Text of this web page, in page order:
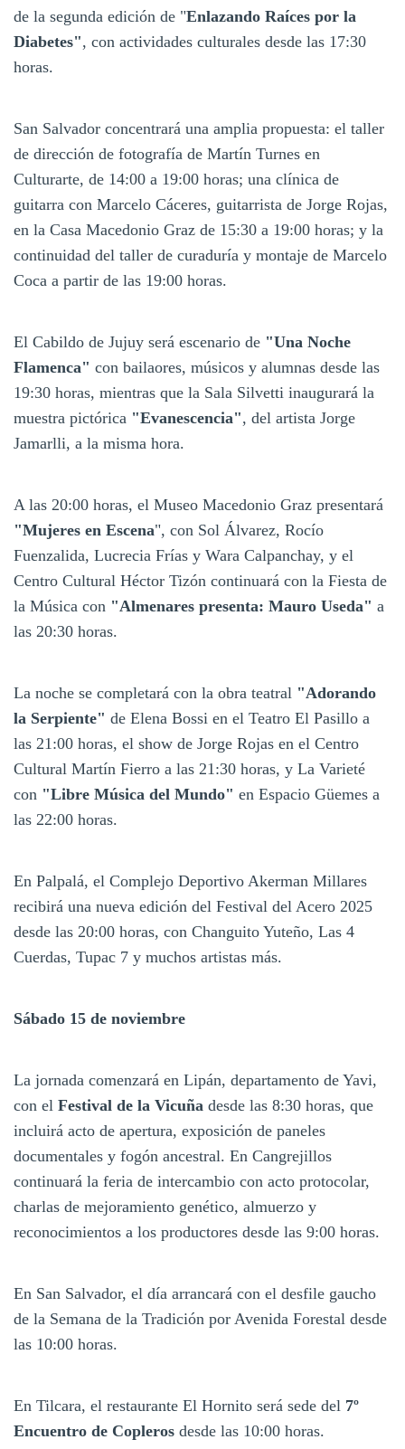
de la segunda edición de "Enlazando Raíces por la
Diabetes", con actividades culturales desde las 17:30
horas.
San Salvador concentrará una amplia propuesta: el taller
de dirección de fotografía de Martín Turnes en
Culturarte, de 14:00 a 19:00 horas; una clínica de
guitarra con Marcelo Cáceres, guitarrista de Jorge Rojas,
en la Casa Macedonio Graz de 15:30 a 19:00 horas; y la
continuidad del taller de curaduría y montaje de Marcelo
Coca a partir de las 19:00 horas.
El Cabildo de Jujuy será escenario de "Una Noche
Flamenca" con bailaores, músicos y alumnas desde las
19:30 horas, mientras que la Sala Silvetti inaugurará la
muestra pictórica "Evanescencia", del artista Jorge
Jamarlli, a la misma hora.
A las 20:00 horas, el Museo Macedonio Graz presentará
"Mujeres en Escena", con Sol Álvarez, Rocío
Fuenzalida, Lucrecia Frías y Wara Calpanchay, y el
Centro Cultural Héctor Tizón continuará con la Fiesta de
la Música con "Almenares presenta: Mauro Useda" a
las 20:30 horas.
La noche se completará con la obra teatral "Adorando
la Serpiente" de Elena Bossi en el Teatro El Pasillo a
las 21:00 horas, el show de Jorge Rojas en el Centro
Cultural Martín Fierro a las 21:30 horas, y La Varieté
con "Libre Música del Mundo" en Espacio Güemes a
las 22:00 horas.
En Palpalá, el Complejo Deportivo Akerman Millares
recibirá una nueva edición del Festival del Acero 2025
desde las 20:00 horas, con Changuito Yuteño, Las 4
Cuerdas, Tupac 7 y muchos artistas más.
Sábado 15 de noviembre
La jornada comenzará en Lipán, departamento de Yavi,
con el Festival de la Vicuña desde las 8:30 horas, que
incluirá acto de apertura, exposición de paneles
documentales y fogón ancestral. En Cangrejillos
continuará la feria de intercambio con acto protocolar,
charlas de mejoramiento genético, almuerzo y
reconocimientos a los productores desde las 9:00 horas.
En San Salvador, el día arrancará con el desfile gaucho
de la Semana de la Tradición por Avenida Forestal desde
las 10:00 horas.
En Tilcara, el restaurante El Hornito será sede del 7º
Encuentro de Copleros desde las 10:00 horas.